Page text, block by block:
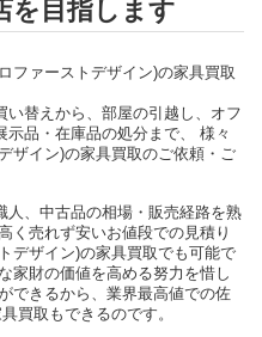
を目指します
ファーストデザイン)の家具買取
替えから、部屋の引越し、オフ
示品・在庫品の処分まで、 様々
ザイン)の家具買取のご依頼・ご
人、中古品の相場・販売経路を熟
く売れず安いお値段での見積り
デザイン)の家具買取でも可能で
家財の価値を高める努力を惜し
できるから、業界最高値での佐
買取もできるのです。